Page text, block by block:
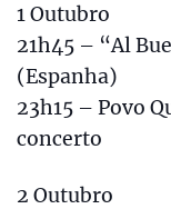
1 Outubro
21h45 – “Al
(Espanha)
23h15 – Povo
concerto
2 Outubro